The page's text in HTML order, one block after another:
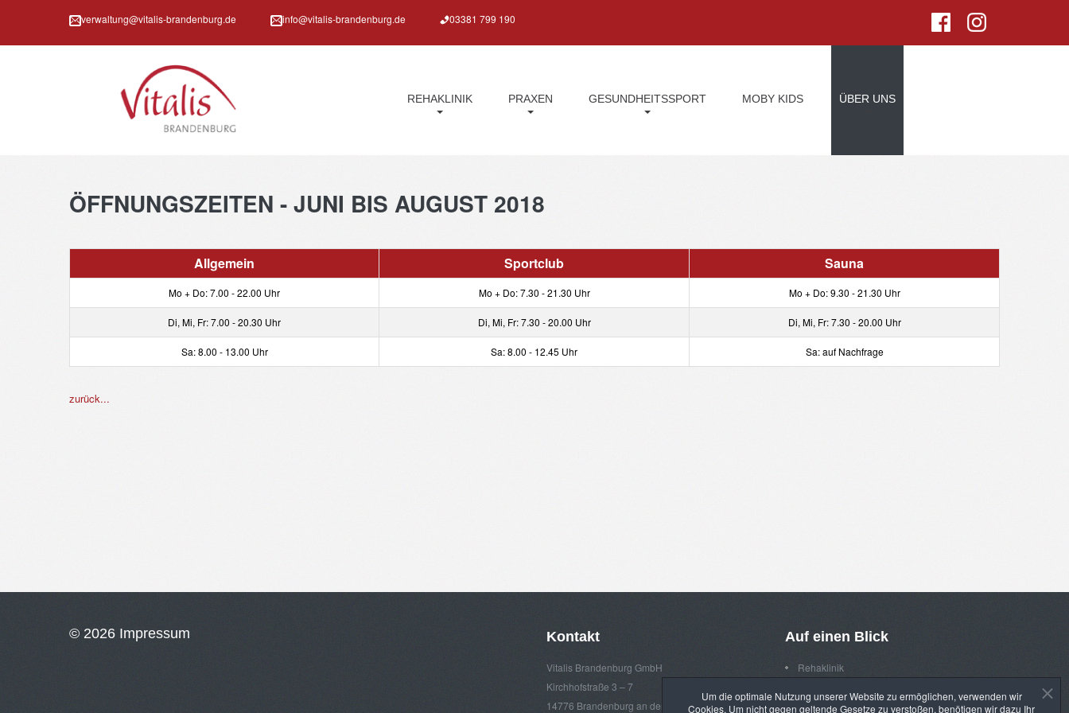
Um die optimale Nutzung unserer Website zu ermöglichen, verwenden wir
Cookies. Um nicht gegen geltende Gesetze zu verstoßen, benötigen wir dazu Ihr
verwaltung@vitalis-brandenburg.de info@vitalis-brandenburg.de 03381 799 190
REHAKLINIK PRAXEN GESUNDHEITSSPORT MOBY KIDS ÜBER UNS
ÖFFNUNGSZEITEN -JUNI BIS AUGUST 2018
Allgemein Sportclub Sauna
Mo + Do: 7.00 - 22.00 Uhr Mo + Do: 7.30 - 21.30 Uhr Mo + Do: 9.30 - 21.30 Uhr
Di, Mi, Fr: 7.00 - 20.30 Uhr Di, Mi, Fr: 7.30 - 20.00 Uhr Di, Mi, Fr: 7.30 - 20.00 Uhr
Sa: 8.00 - 13.00 Uhr Sa: 8.00 - 12.45 Uhr Sa: auf Nachfrage
zurück...
Auf einen Blick
Rehaklinik
Gesundheitssport
Kontakt
Vitalis Brandenburg GmbH
Kirchhofstraße 3 – 7
14776 Brandenburg an der Havel
© 2026 Impressum